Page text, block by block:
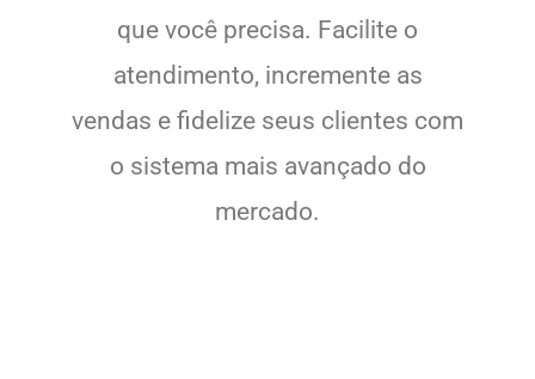
que você precisa. Facilite o
atendimento, incremente as
vendas e fidelize seus clientes com
o sistema mais avançado do
mercado.